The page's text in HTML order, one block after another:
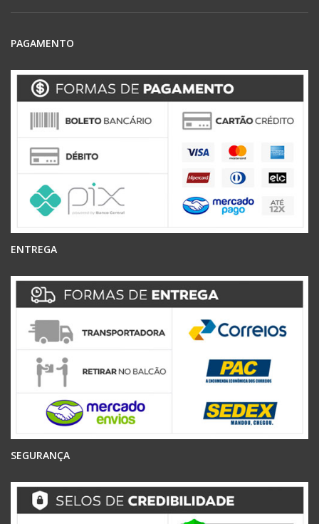
PAGAMENTO
ENTREGA
SEGURANÇA